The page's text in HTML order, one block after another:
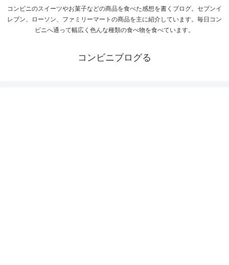
コンビニのスイーツやお菓子などの商品を食べた感想を書くブログ。セブンイ
レブン、ローソン、ファミリーマートの商品を主に紹介しています。毎日コン
ビニへ通って幅広く色んな種類の食べ物を食べています。
コンビニブログる